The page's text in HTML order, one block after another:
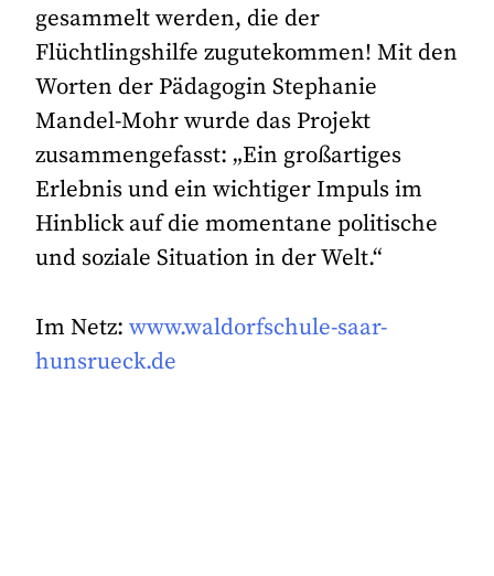
gesammelt werden, die der
Flüchtlingshilfe zugutekommen! Mit den
Worten der Pädagogin Stephanie
Mandel-Mohr wurde das Projekt
zusammengefasst: „Ein großartiges
Erlebnis und ein wichtiger Impuls im
Hinblick auf die momentane politische
und soziale Situation in der Welt.“
Im Netz:www.waldorfschule-saar-
hunsrueck.de